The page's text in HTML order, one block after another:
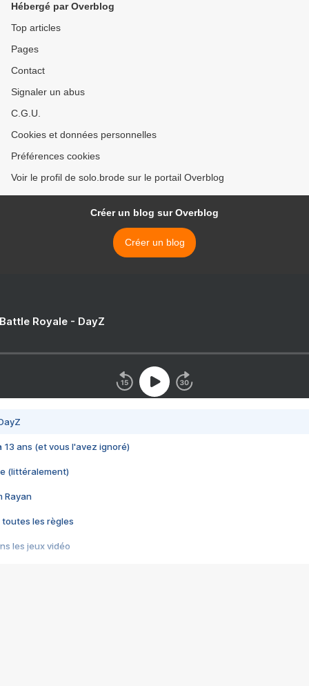
Hébergé par Overblog
Top articles
Pages
Contact
Signaler un abus
C.G.U.
Cookies et données personnelles
Préférences cookies
Voir le profil de solo.brode sur le portail Overblog
Créer un blog sur Overblog
Créer un blog
Royale - DayZ
13 ans (et vous l'avez ignoré)
(littéralement)
Rayan
toutes les règles
les jeux vidéo